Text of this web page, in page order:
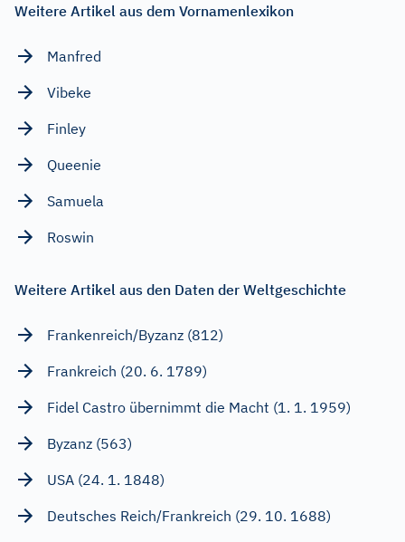
Weitere Artikel aus dem Vornamenlexikon
Manfred
Vibeke
Finley
Queenie
Samuela
Roswin
Weitere Artikel aus den Daten der Weltgeschichte
Frankenreich/Byzanz (812)
Frankreich (20. 6. 1789)
Fidel Castro übernimmt die Macht (1. 1. 1959)
Byzanz (563)
USA (24. 1. 1848)
Deutsches Reich/Frankreich (29. 10. 1688)